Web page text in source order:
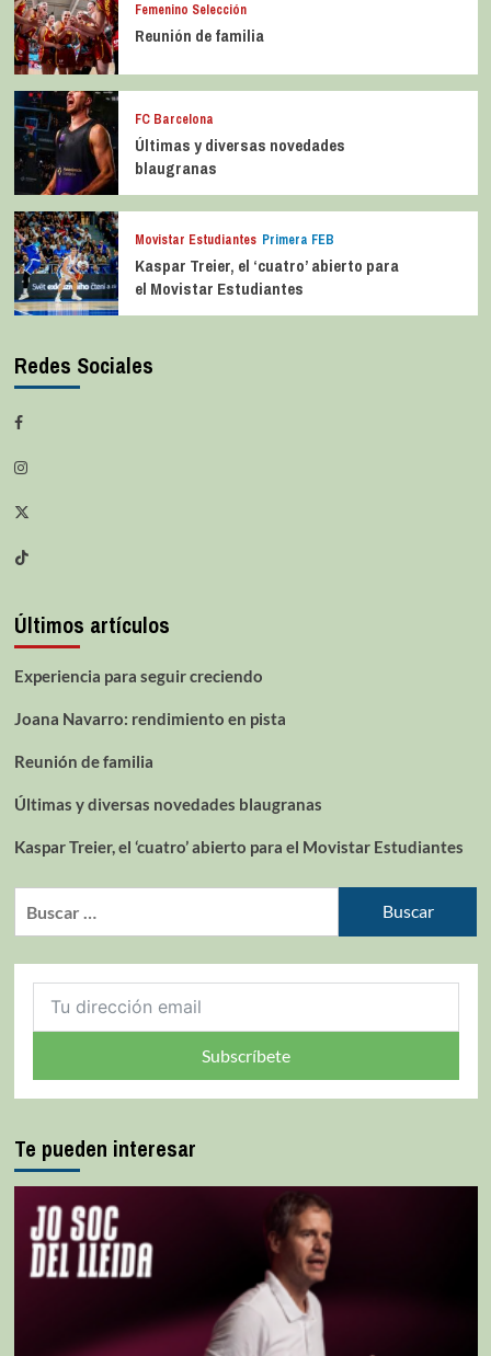
Femenino Selección
Reunión de familia
FC Barcelona
Últimas y diversas novedades
blaugranas
Movistar Estudiantes Primera FEB
Kaspar Treier, el ‘cuatro’ abierto para
el Movistar Estudiantes
Redes Sociales
Últimos artículos
Experiencia para seguir creciendo
Joana Navarro: rendimiento en pista
Reunión de familia
Últimas y diversas novedades blaugranas
Kaspar Treier, el ‘cuatro’ abierto para el Movistar Estudiantes
Subscríbete
Te pueden interesar